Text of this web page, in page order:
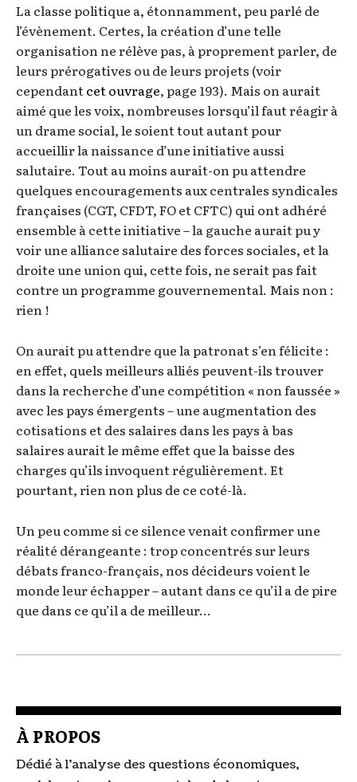
La classe politique a, étonnamment, peu parlé de
l’évènement. Certes, la création d’une telle
organisation ne rélève pas, à proprement parler, de
leurs prérogatives ou de leurs projets (voir
cependantcet ouvrage, page 193). Mais on aurait
aimé que les voix, nombreuses lorsqu’il faut réagir à
un drame social, le soient tout autant pour
accueillir la naissance d’une initiative aussi
salutaire. Tout au moins aurait-on pu attendre
quelques encouragements aux centrales syndicales
françaises (CGT, CFDT, FO et CFTC) qui ont adhéré
ensemble à cette initiative – la gauche aurait pu y
voir une alliance salutaire des forces sociales, et la
droite une union qui, cette fois, ne serait pas fait
contre un programme gouvernemental. Mais non :
rien !
On aurait pu attendre que la patronat s’en félicite :
en effet, quels meilleurs alliés peuvent-ils trouver
dans la recherche d’une compétition « non faussée »
avec les pays émergents – une augmentation des
cotisations et des salaires dans les pays à bas
salaires aurait le même effet que la baisse des
charges qu’ils invoquent régulièrement. Et
pourtant, rien non plus de ce coté-là.
Un peu comme si ce silence venait confirmer une
réalité dérangeante : trop concentrés sur leurs
débats franco-français, nos décideurs voient le
monde leur échapper – autant dans ce qu’il a de pire
que dans ce qu’il a de meilleur…
À PROPOS
Dédié à l'analyse des questions économiques,